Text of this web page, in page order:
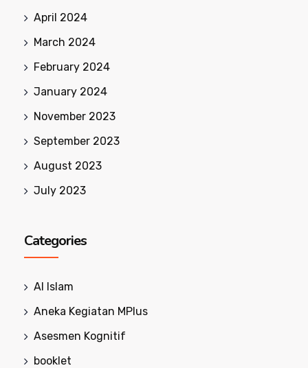
April 2024
March 2024
February 2024
January 2024
November 2023
September 2023
August 2023
July 2023
Categories
Al Islam
Aneka Kegiatan MPlus
Asesmen Kognitif
booklet